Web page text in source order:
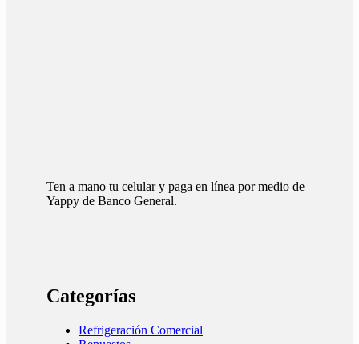
Ten a mano tu celular y paga en línea por medio de
Yappy de Banco General.
Categorías
Refrigeración Comercial